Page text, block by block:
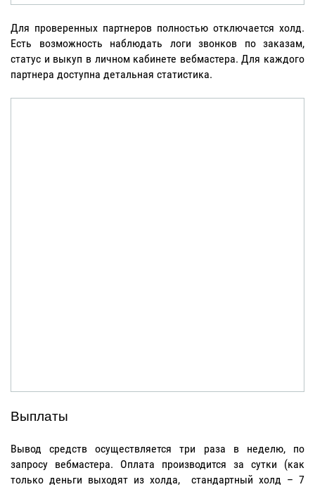
Для проверенных партнеров полностью отключается холд.
Есть возможность наблюдать логи звонков по заказам,
статус и выкуп в личном кабинете вебмастера. Для каждого
партнера доступна детальная статистика.
Выплаты
Вывод средств осуществляется три раза в неделю, по
запросу вебмастера. Оплата производится за сутки (как
только деньги выходят из холда, стандартный холд – 7